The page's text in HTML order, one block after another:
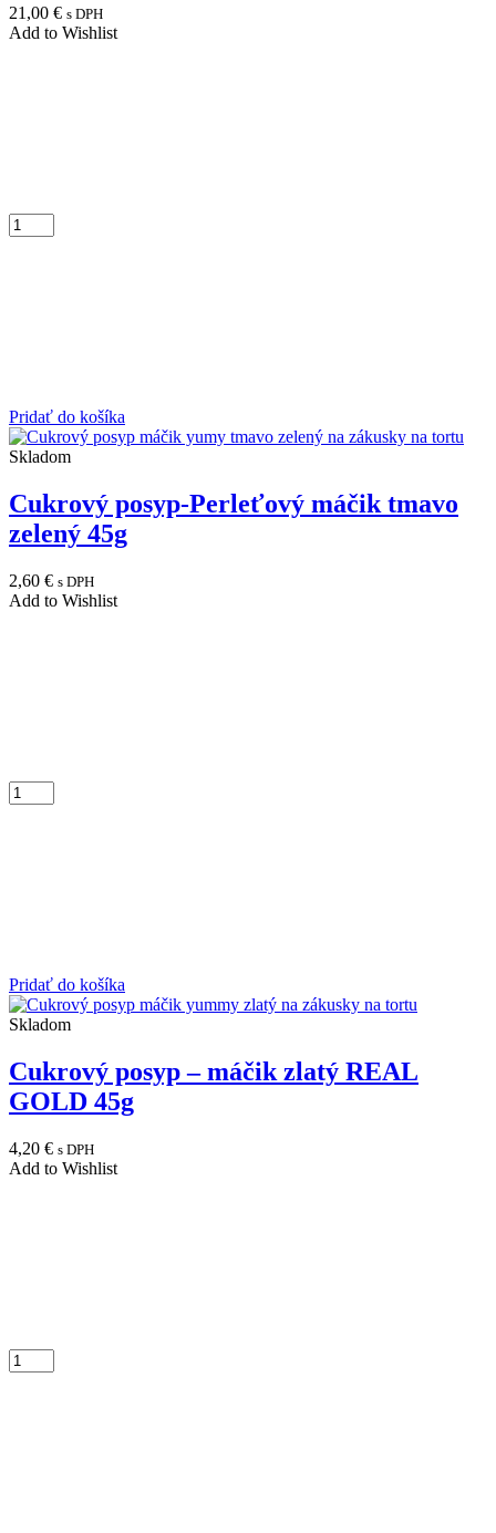
21,00 € s DPH
Add to Wishlist
Pridať do košíka
Skladom
Cukrový posyp-Perleťový máčik tmavo
zelený 45g
2,60 € s DPH
Add to Wishlist
Pridať do košíka
Skladom
Cukrový posyp – máčik zlatý REAL
GOLD 45g
4,20 € s DPH
Add to Wishlist